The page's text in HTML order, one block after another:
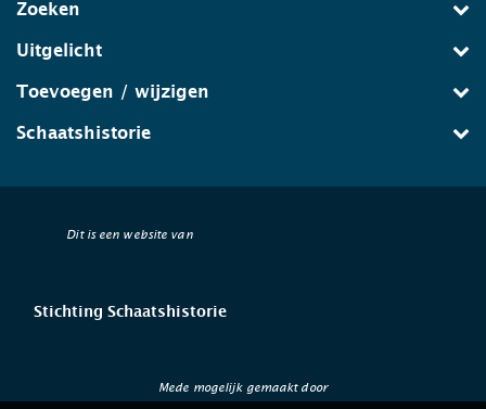
Zoeken
Uitgelicht
Toevoegen / wijzigen
Schaatshistorie
Dit is een website van
Stichting Schaatshistorie
Mede mogelijk gemaakt door